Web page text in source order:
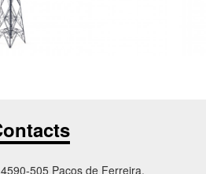
505 Paços de Ferreira,